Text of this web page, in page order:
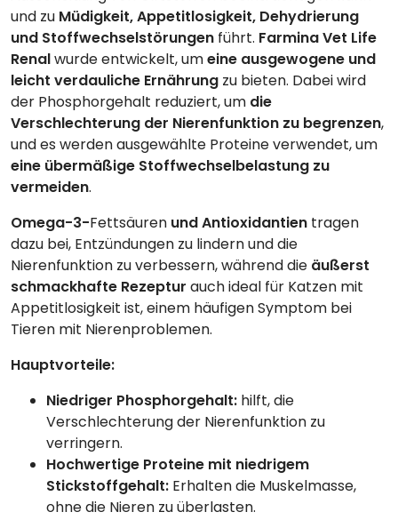
und zu Müdigkeit, Appetitlosigkeit, Dehydrierung
und Stoffwechselstörungen führt. Farmina Vet Life
Renalwurde entwickelt, umeine ausgewogene und
leicht verdauliche Ernährung zu bieten. Dabei wird
der Phosphorgehalt reduziert, um die
Verschlechterung der Nierenfunktion zu begrenzen,
und es werden ausgewählte Proteine verwendet, um
eine übermäßige Stoffwechselbelastung zu
vermeiden.
Omega-3-Fettsäuren und Antioxidantien tragen
dazu bei, Entzündungen zu lindern und die
Nierenfunktion zu verbessern, während die äußerst
schmackhafte Rezeptur auch ideal für Katzen mit
Appetitlosigkeit ist, einem häufigen Symptom bei
Tieren mit Nierenproblemen.
Hauptvorteile:
Niedriger Phosphorgehalt: hilft, die
Verschlechterung der Nierenfunktion zu
verringern.
Hochwertige Proteine mit niedrigem
Stickstoffgehalt: Erhalten die Muskelmasse,
ohne die Nieren zu überlasten.